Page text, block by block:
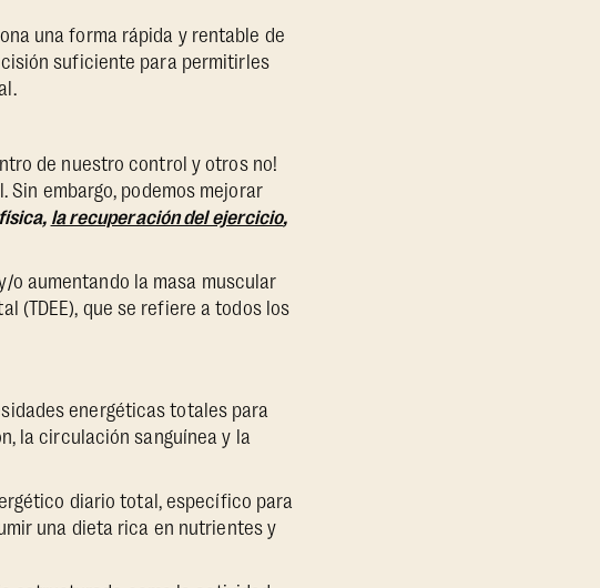
una forma rápida y rentable de
suficiente para permitirles
de nuestro control y otros no!
Sin embargo, podemos mejorar
la recuperación del ejercicio,
o aumentando la masa muscular
(TDEE), que se refiere a todos los
energéticas totales para
la circulación sanguínea y la
diario total, específico para
una dieta rica en nutrientes y